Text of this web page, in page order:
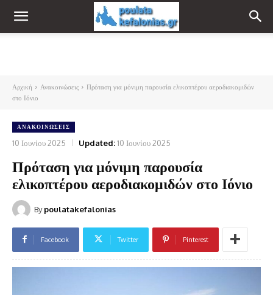
Αρχική Ανακοινώσεις
Πρόταση για μόνιμη παρουσία ελικοπτέρου αεροδιακομιδών
στο Ιόνιο
ΑΝΑΚΟΙΝΏΣΕΙΣ
10 Ιουνίου 2025 Updated:10 Ιουνίου 2025
Πρόταση για μόνιμη παρουσία
ελικοπτέρου αεροδιακομιδών στο Ιόνιο
By poulatakefalonias
Facebook Twitter Pinterest